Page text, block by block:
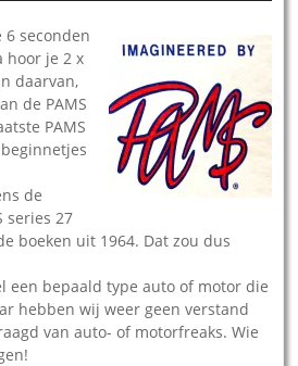
6 seconden
hoor je 2 x
daarvan,
de PAMS
PAMS
de
series 27
boeken uit 1964. Dat zou dus
een bepaald type auto of motor die
hebben wij weer geen verstand
van auto- of motorfreaks. Wie